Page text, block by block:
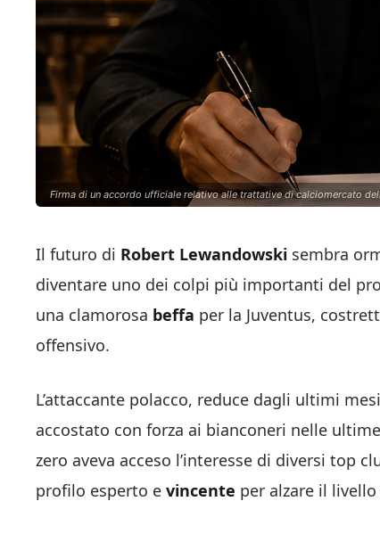
Firma di un accordo ufficiale relativo alle trattative di calciomercato
Il futuro di Robert Lewandowski sembra
diventare uno dei colpi più importanti del
una clamorosa beffa per la Juventus,
offensivo.
L’attaccante polacco, reduce dagli ultimi
accostato con forza ai bianconeri nelle
zero aveva acceso l’interesse di diversi top
profilo esperto e vincente per alzare il